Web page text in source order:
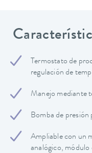
Termostato de
regulación de
Manejo mediante
Bomba de presión
Ampliable con un
analógico,